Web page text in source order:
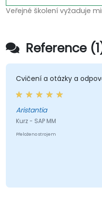
Veřejné školení vyžaduje
Reference
Cvičení a otázky a
Aristantia
Kurz - SAP MM
Přeloženo strojem